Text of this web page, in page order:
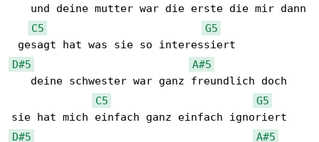
   und deine mutter war die erste die mir dann
C5
G5
D#5
A#5
   deine schwester war ganz freundlich doch
C5
G5
D#5
A#5